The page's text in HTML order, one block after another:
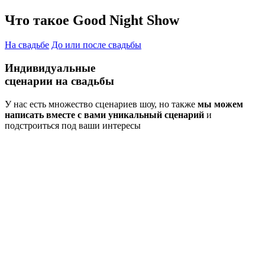
Что такое Good Night Show
На свадьбе До или после свадьбы
Индивидуальные
сценарии на свадьбы
У нас есть множество сценариев шоу, но также мы можем
написать вместе с вами уникальный сценарий и
подстроиться под ваши интересы